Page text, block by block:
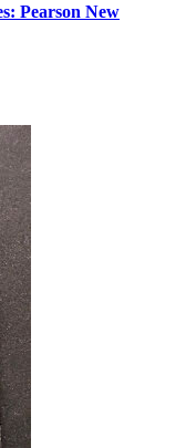
Pearson New